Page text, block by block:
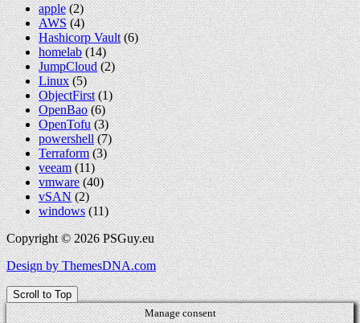
apple(2)
AWS(4)
Hashicorp Vault(6)
homelab(14)
JumpCloud(2)
Linux(5)
ObjectFirst(1)
OpenBao(6)
OpenTofu(3)
powershell(7)
Terraform(3)
veeam(11)
vmware(40)
vSAN(2)
windows(11)
Copyright © 2026 PSGuy.eu
Design by ThemesDNA.com
Scroll to Top
Manage consent